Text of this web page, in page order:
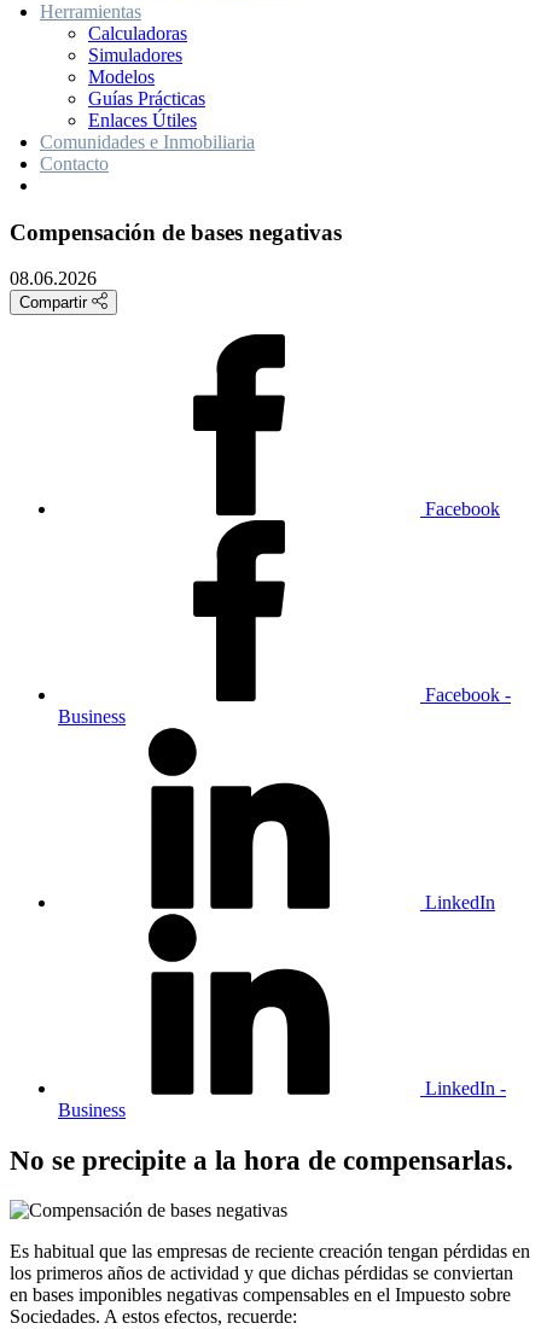
Herramientas
Calculadoras
Simuladores
Modelos
Guías Prácticas
Enlaces Útiles
Comunidades e Inmobiliaria
Contacto
Compensación de bases negativas
08.06.2026
Compartir
Facebook
Facebook -
Business
LinkedIn
LinkedIn -
Business
No se precipite a la hora de compensarlas.
Es habitual que las empresas de reciente creación tengan pérdidas en
los primeros años de actividad y que dichas pérdidas se conviertan
en bases imponibles negativas compensables en el Impuesto sobre
Sociedades. A estos efectos, recuerde: